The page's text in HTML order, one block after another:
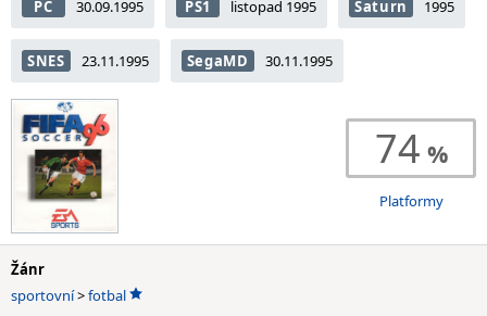
PC 30.09.1995 PS1 listopad 1995 Saturn 1995
SNES 23.11.1995 SegaMD 30.11.1995
74
Platformy
Žánr
sportovní>fotbal